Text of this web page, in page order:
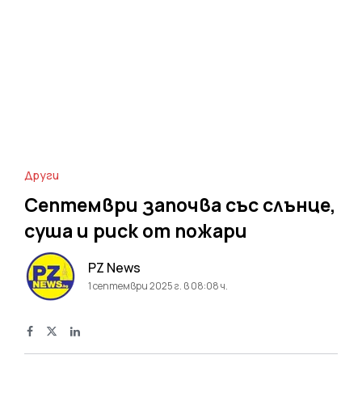
Други
Септември започва със слънце,
суша и риск от пожари
PZ News
1 септември 2025 г. в 08:08 ч.